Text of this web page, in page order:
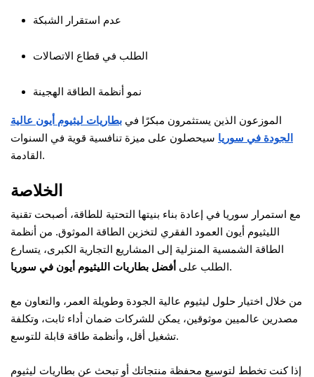
عدم استقرار الشبكة
الطلب في قطاع الاتصالات
نمو أنظمة الطاقة الهجينة
الموزعون الذين يستثمرون مبكرًا في بطاريات ليثيوم أيون عالية
الجودة في سوريا سيحصلون على ميزة تنافسية قوية في السنوات
القادمة.
الخلاصة
مع استمرار سوريا في إعادة بناء بنيتها التحتية للطاقة، أصبحت تقنية
الليثيوم أيون العمود الفقري لتخزين الطاقة الموثوق. من أنظمة
الطاقة الشمسية المنزلية إلى المشاريع التجارية الكبرى، يتسارع
الطلب على أفضل بطاريات الليثيوم أيون في سوريا .
من خلال اختيار حلول ليثيوم عالية الجودة وطويلة العمر، والتعاون مع
مصدرين عالميين موثوقين، يمكن للشركات ضمان أداء ثابت، وتكلفة
تشغيل أقل، وأنظمة طاقة قابلة للتوسع.
إذا كنت تخطط لتوسيع محفظة منتجاتك أو تبحث عن بطاريات ليثيوم